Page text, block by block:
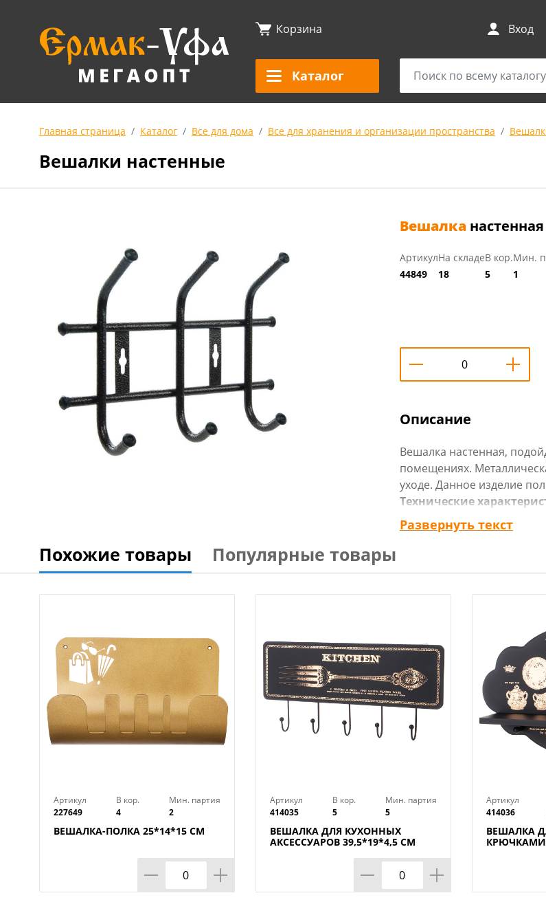
Корзина Вход
Каталог
Главная страница Каталог Все для дома Все для хранения и организации пространства
Вешалки настенные
Вешалка
Артикул
44849
На складе
18
В кор.
5
Мин.
1
Описание
Вешалка настенная,
помещениях.
уходе. Данное изделие
Технические
Размеры,мм: 276х215
Материал: сталь
Развернуть текст
Похожие товары Популярные товары
Артикул
227649
В кор.
4
Мин. партия
2
ВЕШАЛКА-ПОЛКА 25*14*15 СМ
Артикул
414035
В кор.
5
Мин. партия
5
ВЕШАЛКА ДЛЯ КУХОННЫХ
АКСЕССУАРОВ 39,5*19*4,5 СМ
Артикул
414036
ВЕШАЛКА
КРЮЧКАМИ